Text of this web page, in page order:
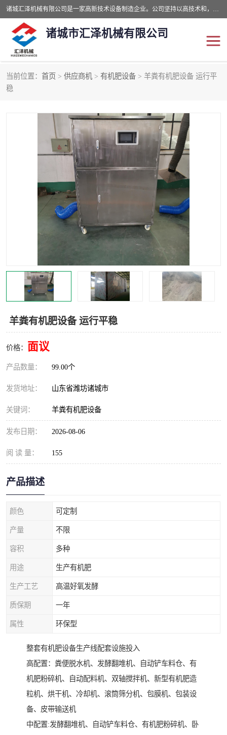
诸城汇泽机械有限公司是一家高新技术设备制造企业。公司坚持以高技术和，高服务于用户，以的环保机械制造设备赢的用户的信赖。现在主要生产死亡畜禽无害化处理和立式和卧式有机肥设备，搅拌机，烘干机，高温发酵机等。污水处理设备，固液分离机。气浮机，化制机等。公司秉承品质，用户至上，科技创新的经营理。
诸城市汇泽机械有限公司
当前位置： 首页 > 供应商机 > 有机肥设备 > 羊粪有机肥设备 运行平
稳
羊粪有机肥设备 运行平稳
价格： 面议
产品数量： 99.00个
发货地址： 山东省潍坊诸城市
关键词： 羊粪有机肥设备
发布日期： 2026-08-06
阅 读 量： 155
产品描述
颜色 可定制
产量 不限
容积 多种
用途 生产有机肥
生产工艺 高温好氧发酵
质保期 一年
属性 环保型
整套有机肥设备生产线配套设施投入
高配置：粪便脱水机、发酵翻堆机、自动铲车料仓、有
机肥粉碎机、自动配料机、双轴搅拌机、新型有机肥造
粒机、烘干机、冷却机、滚筒筛分机、包膜机、包装设
备、皮带输送机
中配置:发酵翻堆机、自动铲车料仓、有机肥粉碎机、卧
鸡粪发酵机 有机肥设备
纳米膜好氧发酵堆肥机 粪污烘干酶体机
纳米膜发酵
膜式发酵仓 分子膜堆肥仓
分子膜发酵堆肥设备